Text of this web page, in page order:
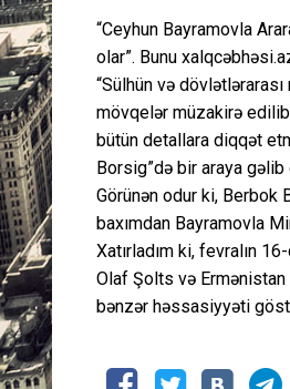
“Ceyhun Bayramovla
olar”. Bunu
“Sülhün və
mövqelər müzakirə
bütün detallara diqqət
Borsig”də bir araya gəlib
Görünən odur ki, Berbok
baxımdan Bayramovla
Xatırladım ki, fevralın
Olaf Şolts və Ermənistan
bənzər həssasiyyəti